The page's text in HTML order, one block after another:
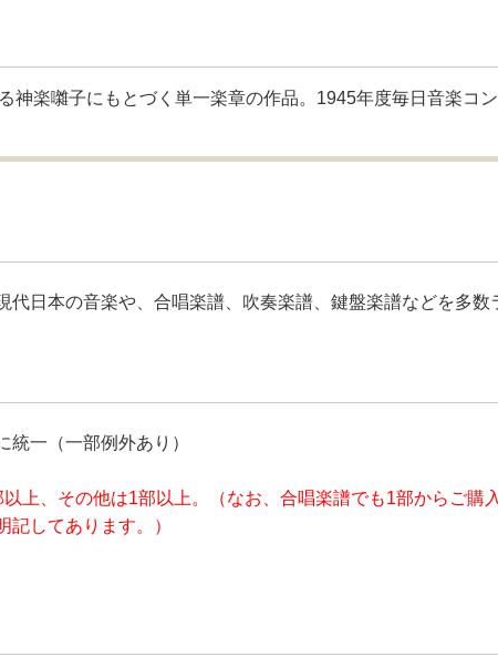
神楽囃子にもとづく単一楽章の作品。1945年度毎日音楽コ
代日本の音楽や、合唱楽譜、吹奏楽譜、鍵盤楽譜などを多数
一（一部例外あり）
上、その他は1部以上。（なお、合唱楽譜でも1部からご購
してあります。）